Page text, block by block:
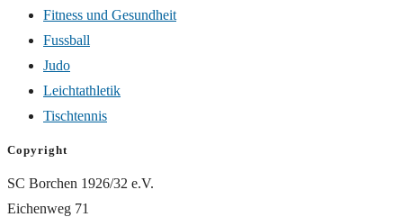
Fitness und Gesundheit
Fussball
Judo
Leichtathletik
Tischtennis
Copyright
SC Borchen 1926/32 e.V.
Eichenweg 71